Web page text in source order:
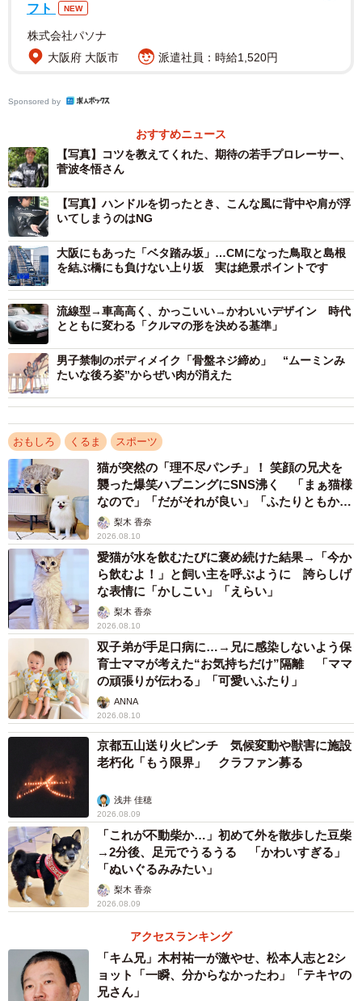
そんな菅波さんが、長距離・長時間運転でも疲れない運
転のコツとしてまず挙げたのが「ハンドルポジション」。
全ての操作にゆとりが出るようにするのがポイントとい
い、ハンドルを切った時に腕が伸びきって前のめりになっ
たり、脚が遠すぎてアクセル操作をしたときにお尻を前に
動かさなければならなかったりするようなハンドル位置や
シート位置はNGといいます。
3/6
ハンドルを切った際に背中や肩が浮くのはNG
中でも、ハンドル位置は「僕もレンタカーなどを借りた
ら最初にする作業」。シート位置に比べて意外と見落とさ
れがちで、変えたことのない人も少なくないかもしれませ
んが、「腕を上げているだけでも重力がかかって肩や腕、
背中に負担がかかってしまう」そう。
このため、前後の調整ができる場合はとりあえず一番手
前まで持ってきた後、ペダルのポジションを調整して一番
無理のない場所まで戻します。上下しか調整できない車で
あれば、いったん一番下まで下げてから、操作が窮屈にな
らない程度で、ハンドルに自然に手が置ける位置に調整し
ます。
フト
NEW
株式会社パソナ
大阪府 大阪市
派遣社員：時給1,520円
Sponsored by
おすすめニュース
【写真】コツを教えてくれた、期待の若手プロレーサー、
菅波冬悟さん
【写真】ハンドルを切ったとき、こんな風に背中や肩が浮
いてしまうのはNG
大阪にもあった「ベタ踏み坂」…CMになった鳥取と島根
を結ぶ橋にも負けない上り坂 実は絶景ポイントです
流線型→車高高く、かっこいい→かわいいデザイン 時代
とともに変わる「クルマの形を決める基準」
男子禁制のボディメイク「骨盤ネジ締め」 “ムーミンみ
たいな後ろ姿”からぜい肉が消えた
おもしろ くるま スポーツ
猫が突然の「理不尽パンチ」！ 笑顔の兄犬を
襲った爆笑ハプニングにSNS沸く 「まぁ猫様
なので」「だがそれが良い」「ふたりともかわ
いいね」
梨木 香奈
2026.08.10
愛猫が水を飲むたびに褒め続けた結果→「今か
ら飲むよ！」と飼い主を呼ぶように 誇らしげ
な表情に「かしこい」「えらい」
梨木 香奈
2026.08.10
双子弟が手足口病に…→兄に感染しないよう保
育士ママが考えた“お気持ちだけ”隔離 「ママ
の頑張りが伝わる」「可愛いふたり」
ANNA
2026.08.10
京都五山送り火ピンチ 気候変動や獣害に施設
老朽化「もう限界」 クラファン募る
浅井 佳穂
2026.08.09
「これが不動柴か…」初めて外を散歩した豆柴
→2分後、足元でうるうる 「かわいすぎる」
「ぬいぐるみみたい」
梨木 香奈
2026.08.09
アクセスランキング
「キム兄」木村祐一が激やせ、松本人志と2シ
ョット「一瞬、分からなかったわ」「テキヤの
兄さん」